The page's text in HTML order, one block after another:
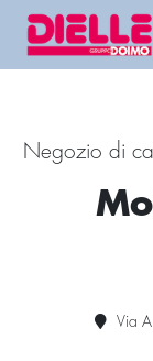
Negozio di
Via